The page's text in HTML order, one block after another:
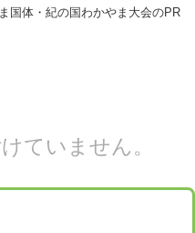
国体・紀の国わかやま大会のPR
ていません。